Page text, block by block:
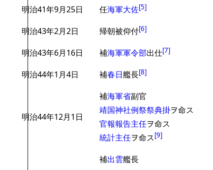
明治41年9月25日 任海軍大佐[5]
明治43年2月2日 帰朝被仰付[6]
明治43年6月16日 補海軍軍令部出仕[7]
明治44年1月4日 補春日艦長[8]
明治44年12月1日
補海軍省副官
靖国神社例祭祭典掛ヲ命ス
官報報告主任ヲ命ス
統計主任ヲ命ス[9]
補出雲艦長